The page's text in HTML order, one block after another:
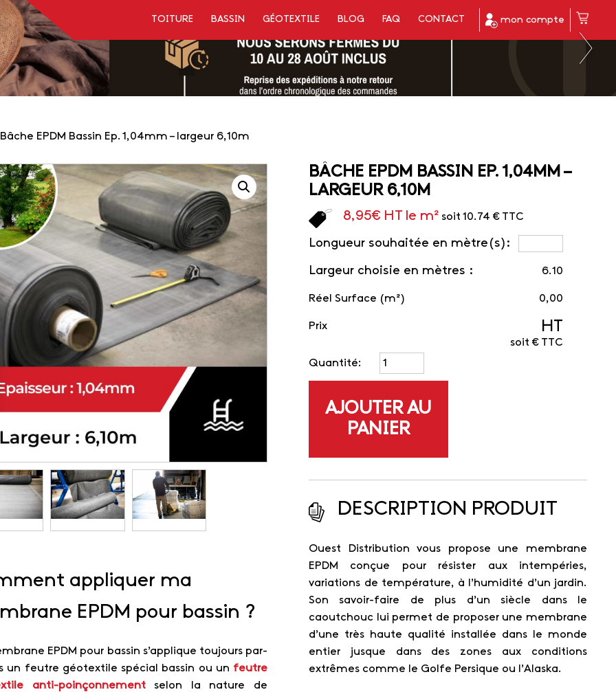
TOITURE BASSIN GÉOTEXTILE BLOG FAQ CONTACT mon compte
Bâche EPDM Bassin Ep. 1,04mm – largeur 6,10m
BÂCHE EPDM BASSIN EP. 1,04MM –
LARGEUR 6,10M
8,95€ HT le m² soit 10.74 € TTC
Longueur souhaitée en mètre(s):
Largeur choisie en mètres : 6.10
Réel Surface (m²) 0,00
Prix HT
soit € TTC
Quantité:
AJOUTER AU
PANIER
DESCRIPTION PRODUIT
Ouest Distribution vous propose une membrane
EPDM conçue pour résister aux intempéries,
variations de température, à l’humidité d’un jardin.
Son savoir-faire de plus d’un siècle dans le
caoutchouc lui permet de proposer une membrane
d’une très haute qualité installée dans le monde
entier jusque dans des zones aux conditions
extrêmes comme le Golfe Persique ou l’Alaska.
appliquer ma
EPDM pour bassin ?
EPDM pour bassin s’applique toujours par-
un feutre géotextile spécial bassin ou un feutre
anti-poinçonnementselon la nature de